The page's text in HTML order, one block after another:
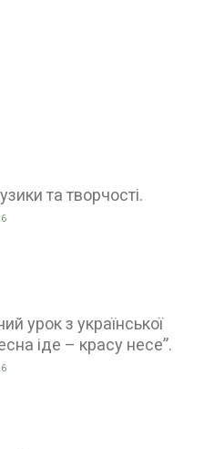
та творчості.
урок з української
іде – красу несе”.